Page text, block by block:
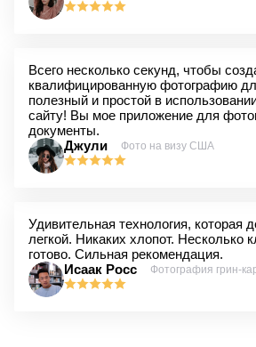
Всего несколько секунд, чтобы
квалифицированную фотографию
полезный и простой в
сайту! Вы мое приложение для
документы.
Джули
Фото на визу США
Удивительная технология, которая
легкой. Никаких хлопот. Несколько
готово. Сильная рекомендация.
Исаак Росс
Фотография грин-